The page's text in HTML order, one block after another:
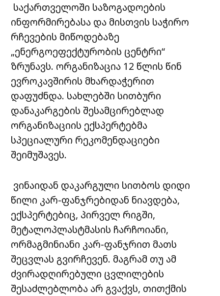
საქართველოში საზოგადოების
ინფორმირებასა და მისთვის საჭირო
რჩევების მიწოდებაზე
„ენერგოეფექტურობის ცენტრი“
ზრუნავს. ორგანიზაცია 12 წლის წინ
ევროკავშირის მხარდაჭერით
დაფუძნდა. სახლებში სითბური
დანაკარგების შესამცირებლად
ორგანიზაციის ექსპერტებმა
სპეციალური რეკომენდაციები
შეიმუშავეს.
ვინაიდან დაკარგული სითბოს დიდი
წილი კარ-ფანჯრებიდან ნიავდება,
ექსპერტებიც, პირველ რიგში,
მეტალოპლასტმასის ჩარჩოიანი,
ორმაგმინიანი კარ-ფანჯრით მათს
შეცვლას გვირჩევენ. მაგრამ თუ ამ
ძვირადღირებული ცვლილების
შესაძლებლობა არ გვაქვს, თითქმის